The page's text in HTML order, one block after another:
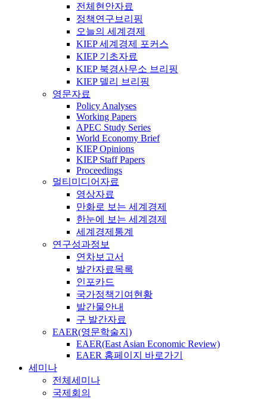
전체현안자료
정책연구브리핑
오늘의 세계경제
KIEP 세계경제 포커스
KIEP 기초자료
KIEP 북경사무소 브리핑
KIEP 델리 브리핑
영문자료
Policy Analyses
Working Papers
APEC Study Series
World Economy Brief
KIEP Opinions
KIEP Staff Papers
Proceedings
멀티미디어자료
영상자료
만화로 보는 세계경제
한눈에 보는 세계경제
세계경제통계
연구성과정보
연차보고서
발간자료목록
인포카드
국가정책기여현황
발간물안내
구 발간자료
EAER(영문학술지)
EAER(East Asian Economic Review)
EAER 홈페이지 바로가기
세미나
전체세미나
국제회의